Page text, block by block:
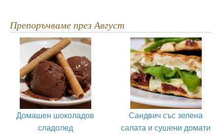
Препоръчваме през Август
Домашен шоколадов
сладолед
Сандвич със зелена
салата и сушени домати